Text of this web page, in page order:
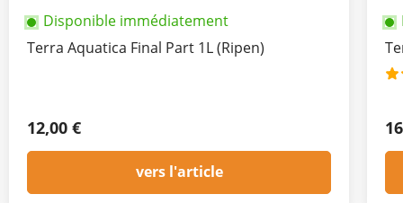
Disponible immédiatement
Terra Aquatica Final Part 1L (Ripen)
12,00 €
vers l'article